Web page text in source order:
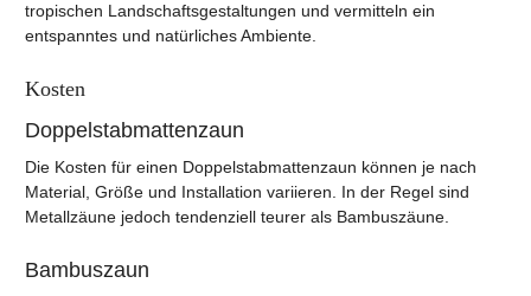
tropischen Landschaftsgestaltungen und vermitteln ein
entspanntes und natürliches Ambiente.
Kosten
Doppelstabmattenzaun
Die Kosten für einen Doppelstabmattenzaun können je nach
Material, Größe und Installation variieren. In der Regel sind
Metallzäune jedoch tendenziell teurer als Bambuszäune.
Bambuszaun